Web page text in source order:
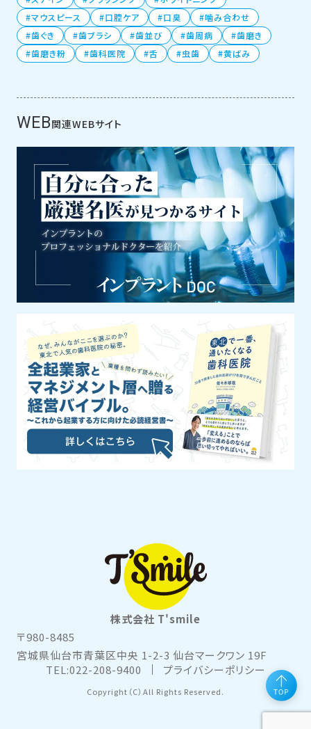
マウスピース
口腔ケア 口臭
噛み合わせ
歯ぐき
歯ブラシ 歯並び 歯周病
歯磨き
歯磨き粉
歯科医院 舌 虫歯 黄ばみ
WEB関連WEBサイト
株式会社 T'smile
〒980-8485
宮城県仙台市青葉区中央 1-2-3 仙台マークワン 19F
TEL:022-208-9400
プライバシーポリシー
Copyright（C）All Rights Reserved.